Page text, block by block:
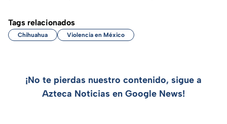
Tags relacionados
Chihuahua Violencia en México
¡No te pierdas nuestro contenido, sigue a
Azteca Noticias en Google News!